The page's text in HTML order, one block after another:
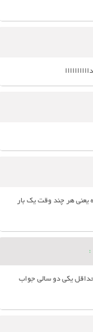
یعنی هر چند وقت یک بار
:
حداقل یکی دو سالی جواب